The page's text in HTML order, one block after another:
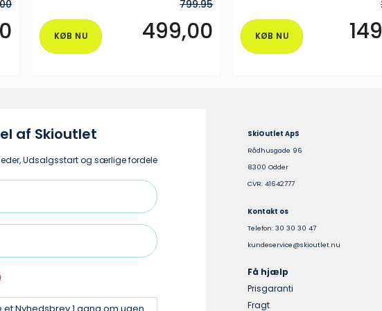
kan
vælges
KØB NU
vælges
varesiden
799.95
499,00 KØB NU
af Skioutlet
Udsalgsstart og særlige fordele
SkiOutlet ApS
Rådhusgade 96
8300 Odder
CVR: 41642777
Kontakt os
Telefon: 30 30 30 47
kundeservice@skioutlet.nu
Få hjælp
Prisgaranti
Fragt